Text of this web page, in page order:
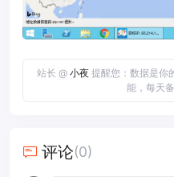
站长 @ 小夜 提醒您：数据是你
能，每天
评论(0)